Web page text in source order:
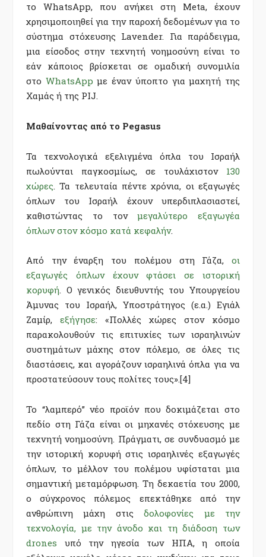
το WhatsApp, που ανήκει στη Meta, έχουν
χρησιμοποιηθεί για την παροχή δεδομένων για το
σύστημα στόχευσης Lavender. Για παράδειγμα,
μια είσοδος στην τεχνητή νοημοσύνη είναι το
εάν κάποιος βρίσκεται σε ομαδική συνομιλία
στο WhatsApp με έναν ύποπτο για μαχητή της
Χαμάς ή της PIJ.
Μαθαίνοντας από το Pegasus
Τα τεχνολογικά εξελιγμένα όπλα του Ισραήλ
πωλούνται παγκοσμίως, σε τουλάχιστον 130
χώρες . Τα τελευταία πέντε χρόνια, οι εξαγωγές
όπλων του Ισραήλ έχουν υπερδιπλασιαστεί,
καθιστώντας το τονμεγαλύτερο εξαγωγέα
όπλων στον κόσμο κατά κεφαλήν.
Από την έναρξη του πολέμου στη Γάζα, οι
εξαγωγές όπλων έχουν φτάσει σε ιστορική
κορυφή. Ο γενικός διευθυντής του Υπουργείου
Άμυνας του Ισραήλ, Υποστράτηγος (ε.α.) Εγιάλ
Ζαμίρ, εξήγησε: «Πολλές χώρες στον κόσμο
παρακολουθούν τις επιτυχίες των ισραηλινών
συστημάτων μάχης στον πόλεμο, σε όλες τις
διαστάσεις, και αγοράζουν ισραηλινά όπλα για να
προστατεύσουν τους πολίτες τους».[4]
Το “λαμπερό” νέο προϊόν που δοκιμάζεται στο
πεδίο στη Γάζα είναι οι μηχανές στόχευσης με
τεχνητή νοημοσύνη. Πράγματι, σε συνδυασμό με
την ιστορική κορυφή στις ισραηλινές εξαγωγές
όπλων, το μέλλον του πολέμου υφίσταται μια
σημαντική μεταμόρφωση. Τη δεκαετία του 2000,
ο σύγχρονος πόλεμος επεκτάθηκε από την
ανθρώπινη μάχη στιςδολοφονίες με την
τεχνολογία, με την άνοδο και τη διάδοση των
drones υπό την ηγεσία των ΗΠΑ, η οποία